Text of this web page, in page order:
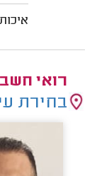
רואי
בחירת